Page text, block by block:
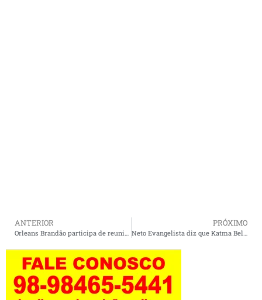
ANTERIOR
Orleans Brandão participa de reunião com pré-candidatos do Podemos e fortalece diálogo com a legenda no estado.
PRÓXIMO
Neto Evangelista diz que Katma Belém consolida força política em Cururupu durante lançamento de pré-candidatura a deputada federal ao lado de Juscelino Filho.